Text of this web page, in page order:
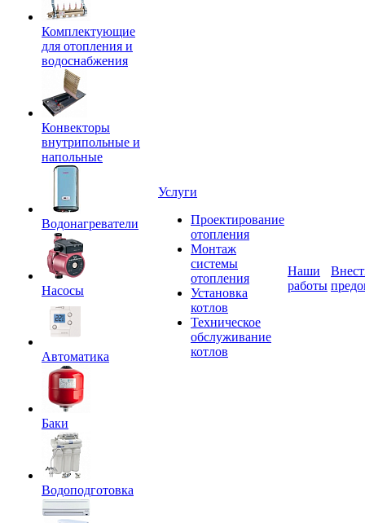
Комплектующие
для отопления и
водоснабжения
Конвекторы
внутрипольные и
напольные
Водонагреватели
Насосы
Автоматика
Баки
Водоподготовка
Услуги
Проектирование
отопления
Монтаж
системы
отопления
Установка
котлов
Техническое
обслуживание
котлов
Наши
работы